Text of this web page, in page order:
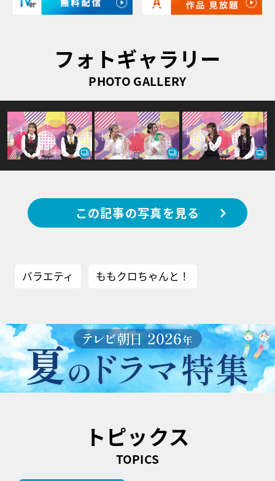
フォトギャラリー
PHOTO GALLERY
この記事の写真を見る
バラエティ ももクロちゃんと！
トピックス
TOPICS